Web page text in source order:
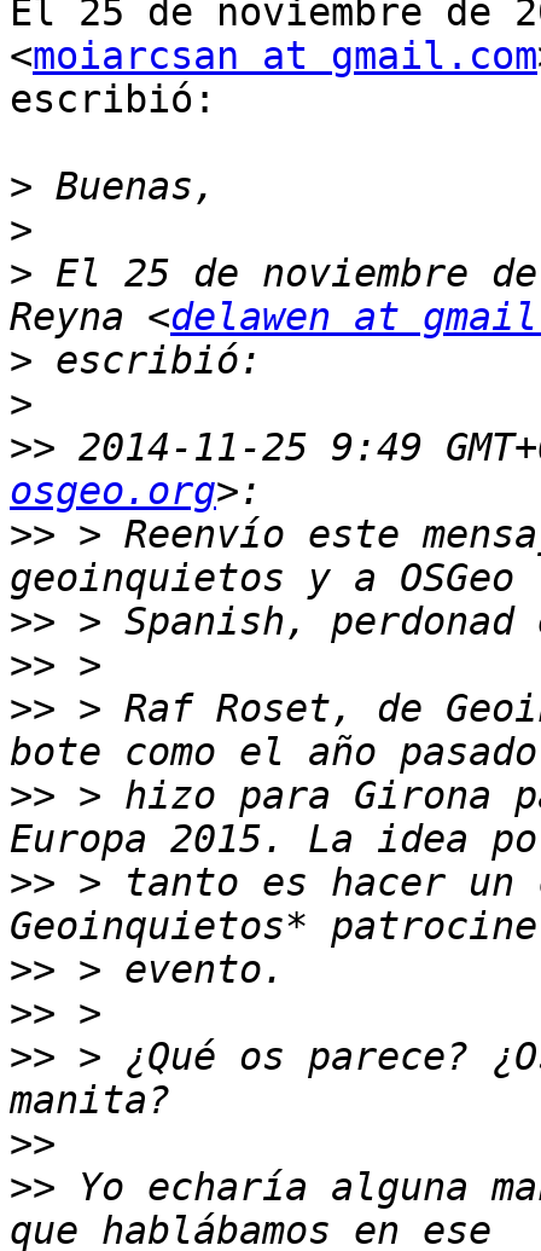
El 25 de noviembre de
<moiarcsan at gmail.com
escribió:
>
>
> El 25 de noviembre
Reyna <delawen at
>
>
>> 2014-11-25 9:49
osgeo.org
>> > Reenvío este
>>
>>
>> > Raf Roset, de
>> > hizo para Girona
>> > tanto es hacer un
>>
>>
>> > ¿Qué os parece?
>>
>> Yo echaría alguna